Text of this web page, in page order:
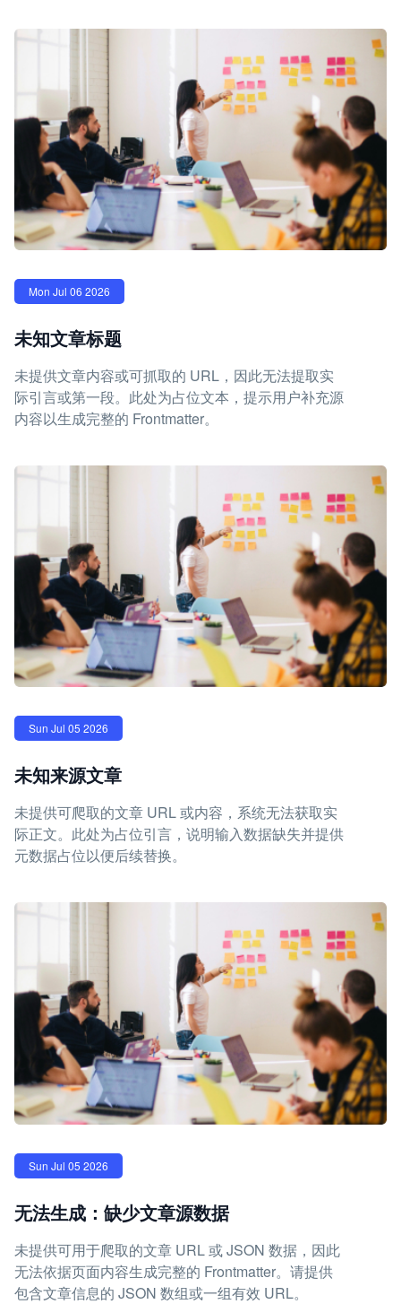
Mon Jul 06 2026
未知文章标题
未提供文章内容或可抓取的 URL，因此无法提取实
际引言或第一段。此处为占位文本，提示用户补充源
内容以生成完整的 Frontmatter。
Sun Jul 05 2026
未知来源文章
未提供可爬取的文章 URL 或内容，系统无法获取实
际正文。此处为占位引言，说明输入数据缺失并提供
元数据占位以便后续替换。
Sun Jul 05 2026
无法生成：缺少文章源数据
未提供可用于爬取的文章 URL 或 JSON 数据，因此
无法依据页面内容生成完整的 Frontmatter。请提供
包含文章信息的 JSON 数组或一组有效 URL。